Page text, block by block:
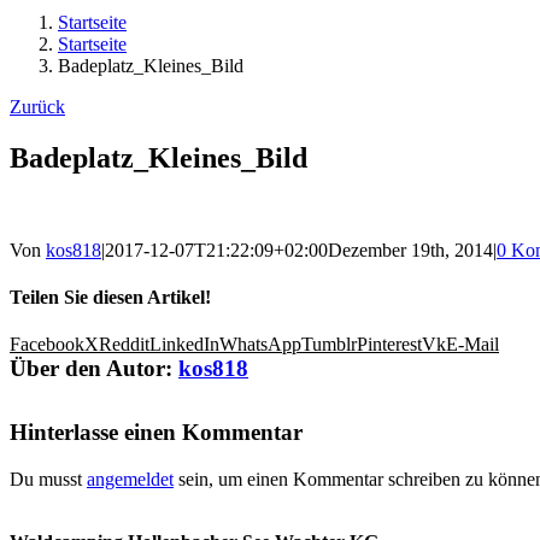
Startseite
Startseite
Badeplatz_Kleines_Bild
Zurück
Badeplatz_Kleines_Bild
Von kos818|2017-12-07T21:22:09+02:00Dezember 19th, 2014|0
Teilen Sie diesen Artikel!
FacebookXRedditLinkedInWhatsAppTumblrPinterestVkE-Mail
Über den Autor: kos818
Hinterlasse einen Kommentar
Du musst angemeldet sein, um einen Kommentar schreiben zu